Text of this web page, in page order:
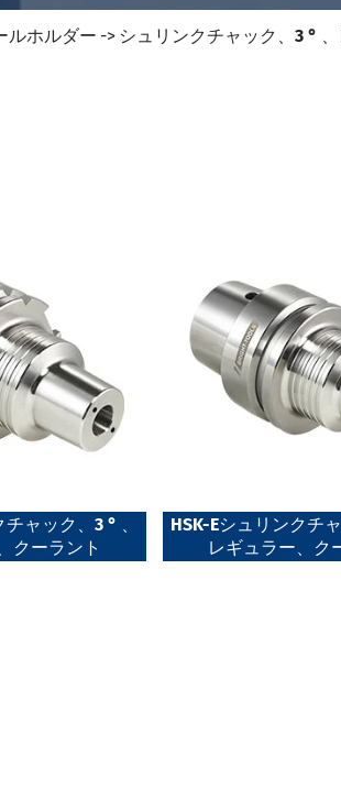
12164) HSK-Aツールホルダー
ルホルダー シュリンクチャック、3 °
ャック、3 ° 、
クーラント
HSK-Eシュリンクチ
レギュラー、ク